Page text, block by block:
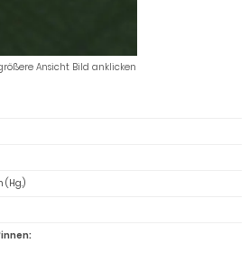
Ansicht Bild anklicken
(Hg.)